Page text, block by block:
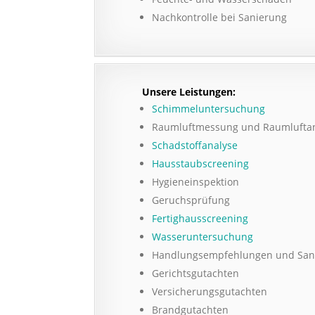
Nachkontrolle bei Sanierung
Unsere Leistungen:
Schimmeluntersuchung
Raumluftmessung und
Schadstoffanalyse
Hausstaubscreening
Hygieneinspektion
Geruchsprüfung
Fertighausscreening
Wasseruntersuchung
Handlungsempfehlungen und
Gerichtsgutachten
Versicherungsgutachten
Brandgutachten